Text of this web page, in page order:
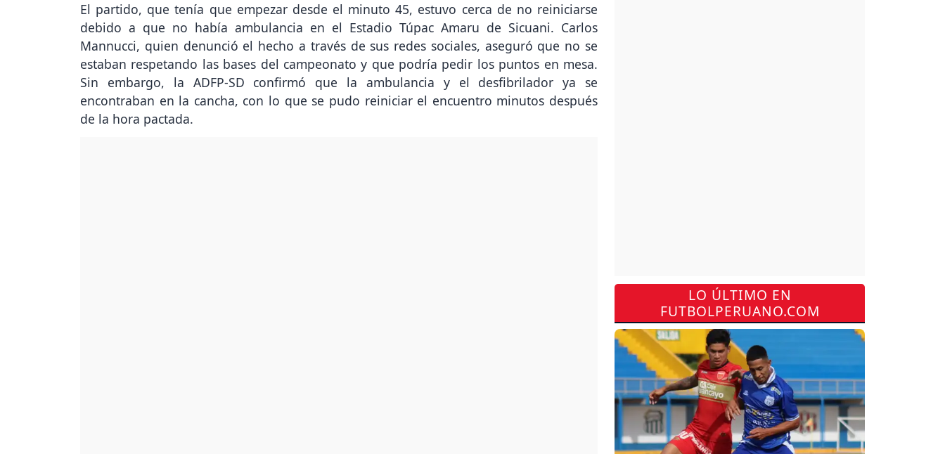
El partido, que tenía que empezar desde el minuto 45, estuvo cerca de no reiniciarse
debido a que no había ambulancia en el Estadio Túpac Amaru de Sicuani. Carlos
Mannucci, quien denunció el hecho a través de sus redes sociales, aseguró que no se
estaban respetando las bases del campeonato y que podría pedir los puntos en mesa.
Sin embargo, la ADFP-SD confirmó que la ambulancia y el desfibrilador ya se
encontraban en la cancha, con lo que se pudo reiniciar el encuentro minutos después
de la hora pactada.
LO ÚLTIMO EN
FUTBOLPERUANO.COM